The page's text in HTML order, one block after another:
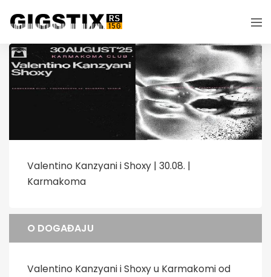
Valentino Kanzyani i Shoxy | 30.08. |
Karmakoma
O DOGAĐAJU
Valentino Kanzyani i Shoxy u Karmakomi od